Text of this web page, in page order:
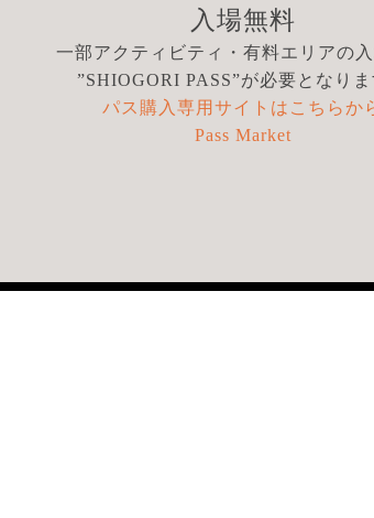
入場無料
一部アクティビティ・有料エリアの
”SHIOGORI PASS”が必要となりま
パス購入専用サイトはこちらか
Pass Market